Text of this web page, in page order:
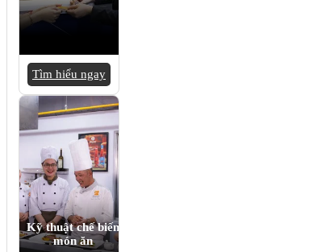
Tìm hiểu ngay
Kỹ thuật chế biến
món ăn